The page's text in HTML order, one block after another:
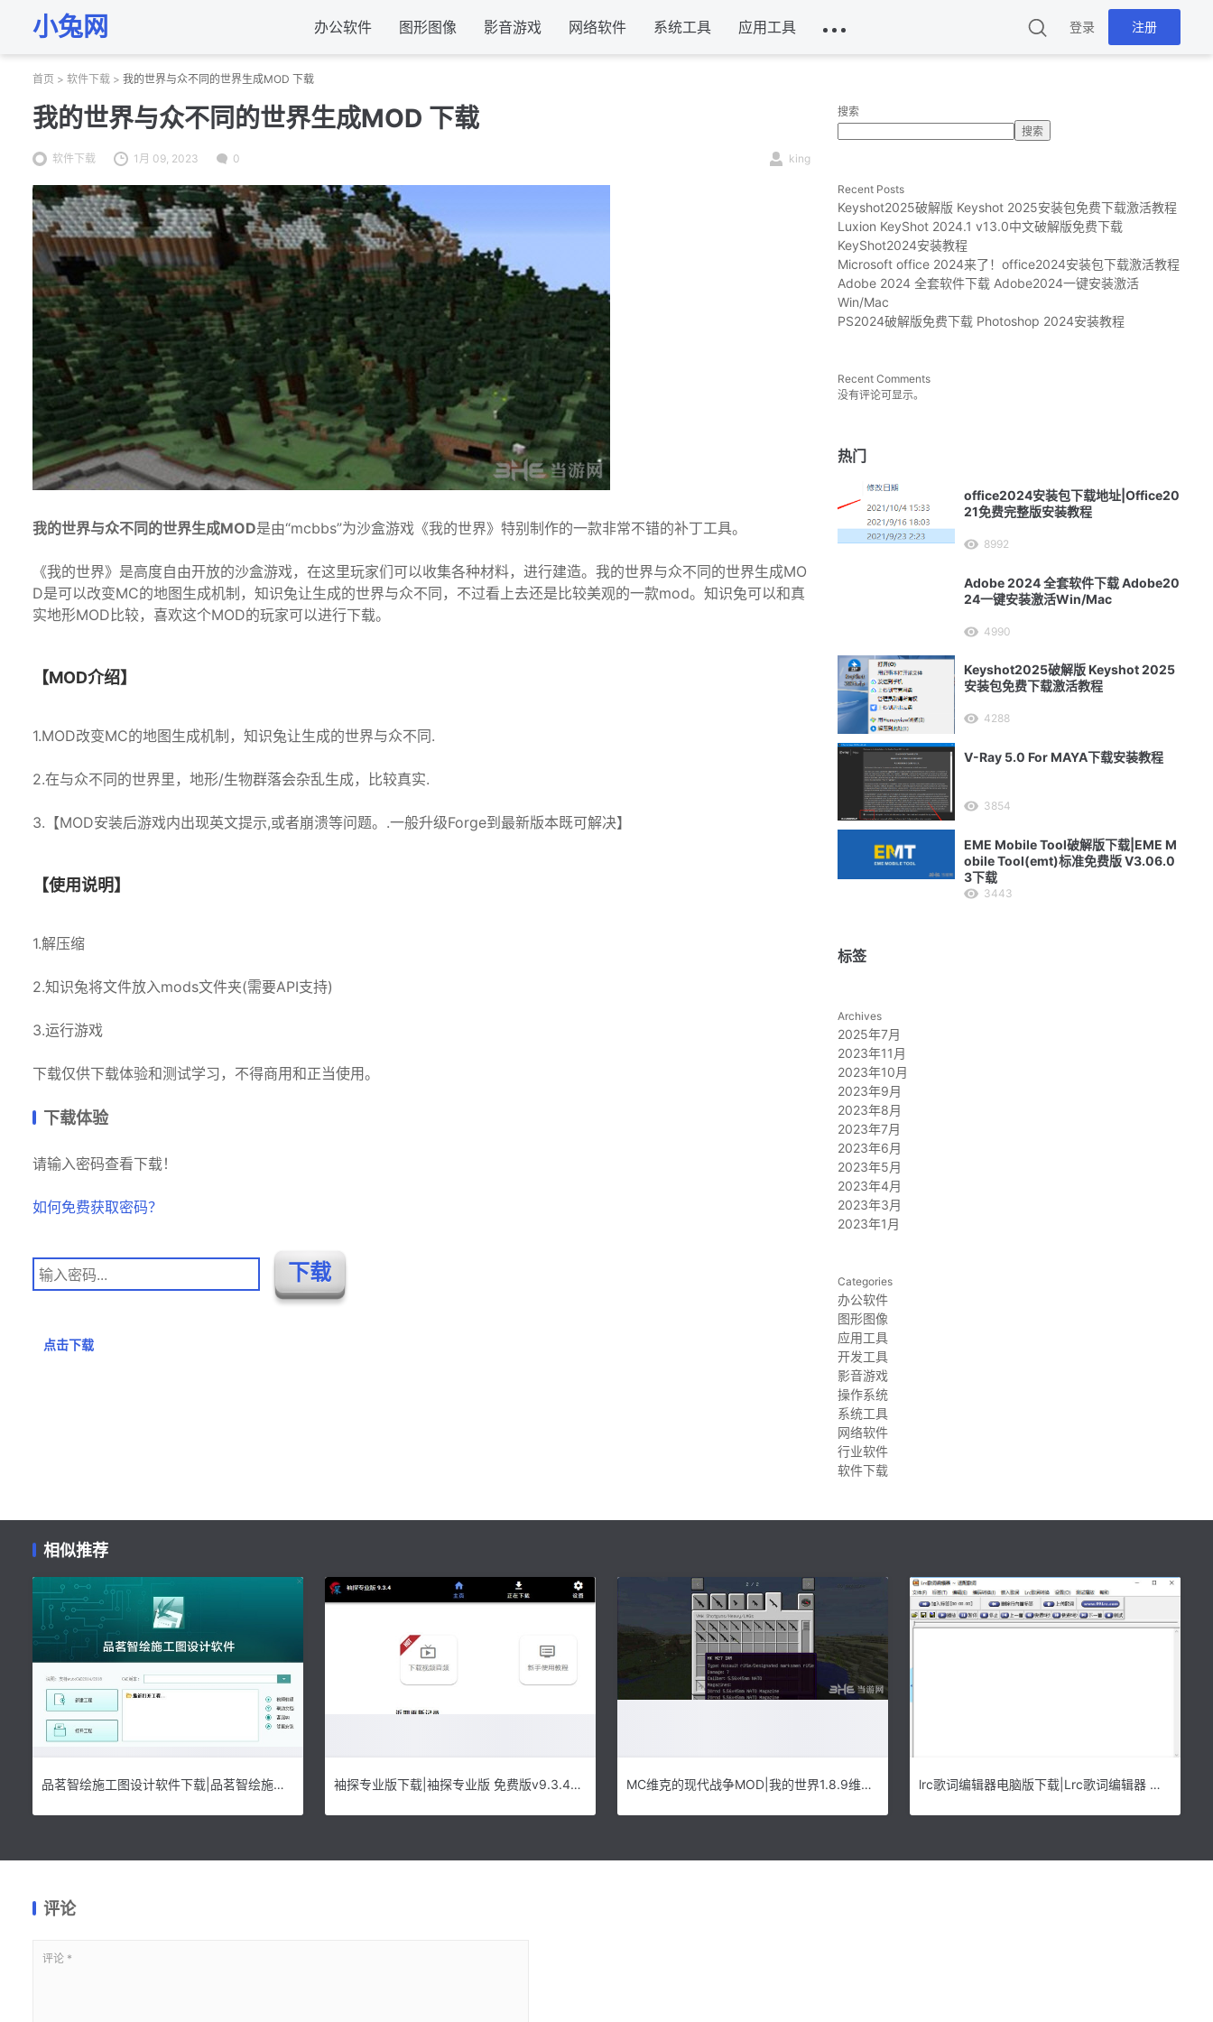
小兔网 办公软件 图形图像 影音游戏 网络软件 系统工具 应用工具 登录 注册
首页 > 软件下载 > 我的世界与众不同的世界生成MOD 下载
我的世界与众不同的世界生成MOD 下载
软件下载 1月 09, 2023 0 king
我的世界与众不同的世界生成MOD是由“mcbbs”为沙盒游戏《我的世界》特别制作的一款非常不错的补丁工具。
《我的世界》是高度自由开放的沙盒游戏，在这里玩家们可以收集各种材料，进行建造。我的世界与众不同的世界生成MO
D是可以改变MC的地图生成机制，知识兔让生成的世界与众不同，不过看上去还是比较美观的一款mod。知识兔可以和真
实地形MOD比较，喜欢这个MOD的玩家可以进行下载。
【MOD介绍】
1.MOD改变MC的地图生成机制，知识兔让生成的世界与众不同.
2.在与众不同的世界里，地形/生物群落会杂乱生成，比较真实.
3.【MOD安装后游戏内出现英文提示,或者崩溃等问题。.一般升级Forge到最新版本既可解决】
【使用说明】
1.解压缩
2.知识兔将文件放入mods文件夹(需要API支持)
3.运行游戏
下载仅供下载体验和测试学习，不得商用和正当使用。
下载体验
请输入密码查看下载！
如何免费获取密码？
点击下载
搜索
搜索
Recent Posts
Keyshot2025破解版 Keyshot 2025安装包免费下载激活教程
Luxion KeyShot 2024.1 v13.0中文破解版免费下载
KeyShot2024安装教程
Microsoft office 2024来了！office2024安装包下载激活教程
Adobe 2024 全套软件下载 Adobe2024一键安装激活
Win/Mac
PS2024破解版免费下载 Photoshop 2024安装教程
Recent Comments
没有评论可显示。
热门
office2024安装包下载地址|Office20
21免费完整版安装教程
8992
Adobe 2024 全套软件下载 Adobe20
24一键安装激活Win/Mac
4990
Keyshot2025破解版 Keyshot 2025
安装包免费下载激活教程
4288
V-Ray 5.0 For MAYA下载安装教程
3854
EME Mobile Tool破解版下载|EME M
obile Tool(emt)标准免费版 V3.06.0
3下载
3443
标签
Archives
2025年7月
2023年11月
2023年10月
2023年9月
2023年8月
2023年7月
2023年6月
2023年5月
2023年4月
2023年3月
2023年1月
Categories
办公软件
图形图像
应用工具
开发工具
影音游戏
操作系统
系统工具
网络软件
行业软件
软件下载
相似推荐
品茗智绘施工图设计软件下载|品茗智绘施工图设计软件 官方版v1.0.0.9269下载 袖探专业版下载|袖探专业版 免费版v9.3.4下载 MC维克的现代战争MOD|我的世界1.8.9维克的现代战争MOD 下载 lrc歌词编辑器电脑版下载|Lrc歌词编辑器 免费版v2012 02.08下载
评论